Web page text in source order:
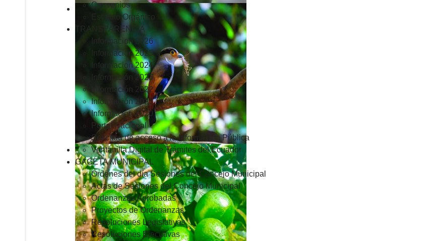
Convenios
Estatuto Orgánico
TRANSPARENCIA
Informacion 2026
Informacion 2025
Informacion 2024
Información 2023
Información 2022
Información 2021
Información 2020
Portal Nacional
Solicitud de acceso a la Información Pública
Ventanilla Digital de Trámites del Ecuador
GACETA MUNICIPAL
Ordenes del día Sesiones del Concejo Municipal
Actas de Sesiones del Concejo Municipal
Ordenanzas Aprobadas
Proyectos de Ordenanzas
Resoluciones Legislativas
Resoluciones Ejecutivas